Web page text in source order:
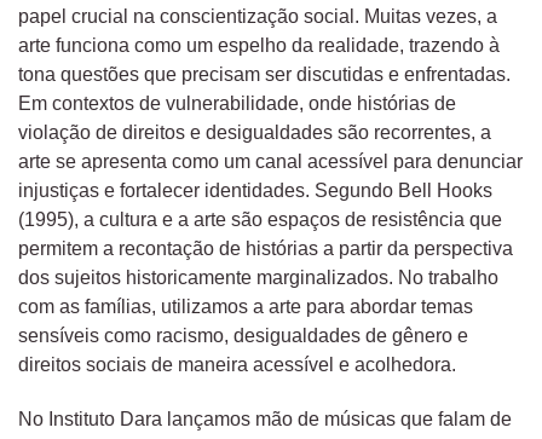
papel crucial na conscientização social. Muitas vezes, a
arte funciona como um espelho da realidade, trazendo à
tona questões que precisam ser discutidas e enfrentadas.
Em contextos de vulnerabilidade, onde histórias de
violação de direitos e desigualdades são recorrentes, a
arte se apresenta como um canal acessível para denunciar
injustiças e fortalecer identidades. Segundo Bell Hooks
(1995), a cultura e a arte são espaços de resistência que
permitem a recontação de histórias a partir da perspectiva
dos sujeitos historicamente marginalizados. No trabalho
com as famílias, utilizamos a arte para abordar temas
sensíveis como racismo, desigualdades de gênero e
direitos sociais de maneira acessível e acolhedora.
No Instituto Dara lançamos mão de músicas que falam de